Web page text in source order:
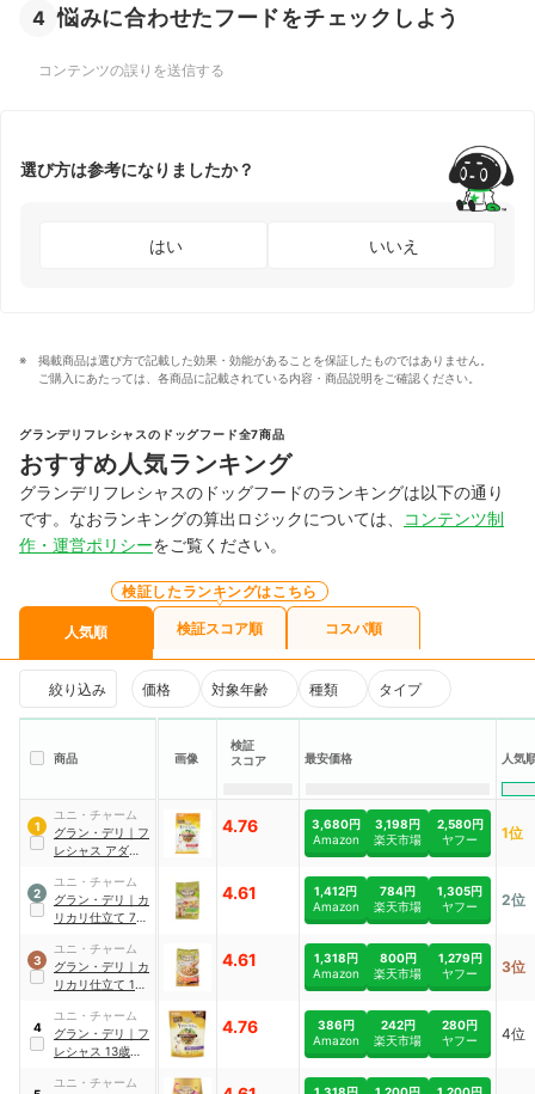
4 悩みに合わせたフードをチェックしよう
コンテンツの誤りを送信する
選び方は参考になりましたか？
はい いいえ
掲載商品は選び方で記載した効果・効能があることを保証したものではありません。
ご購入にあたっては、各商品に記載されている内容・商品説明をご確認ください。
グランデリフレシャスのドッグフード全7商品
おすすめ人気ランキング
グランデリフレシャスのドッグフードのランキングは以下の通り
です。なおランキングの算出ロジックについては、
コンテンツ制
作・運営ポリシーをご覧ください。
人気順
検証したランキングはこちら
検証スコア順 コスパ順
絞り込み 価格 対象年齢 種類 タイプ
商品 画像
検証
スコア
最安価格 人気
1
ユニ・チャーム
グラン・デリ ｜ フ
レシャス アダルト
4.76
3,680円
Amazon
3,198円
楽天市場
2,580円
ヤフー
1位
2
ユニ・チャーム
グラン・デリ ｜ カ
リカリ仕立て 7歳
栄養バランスセレ
クト
4.61
1,412円
Amazon
784円
楽天市場
1,305円
ヤフー
2位
3
ユニ・チャーム
グラン・デリ ｜ カ
リカリ仕立て 10
ンスセレクト
4.61
1,318円
Amazon
800円
楽天市場
1,279円
ヤフー
3位
4
ユニ・チャーム
グラン・デリ ｜ フ
レシャス 13歳以
フ入り
4.76
386円
Amazon
242円
楽天市場
280円
ヤフー
4位
ユニ・チャーム